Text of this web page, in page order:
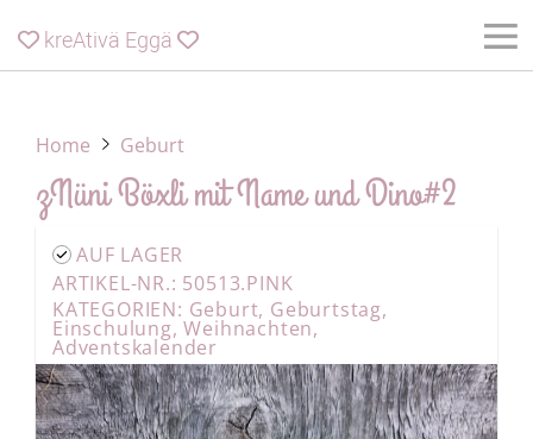
 kreAtivä Eggä 
Home Geburt
zNüni Böxli mit Name und Dino#2
AUF LAGER
ARTIKEL-NR.: 50513.PINK
KATEGORIEN: Geburt, Geburtstag,
Einschulung,Weihnachten,
Adventskalender